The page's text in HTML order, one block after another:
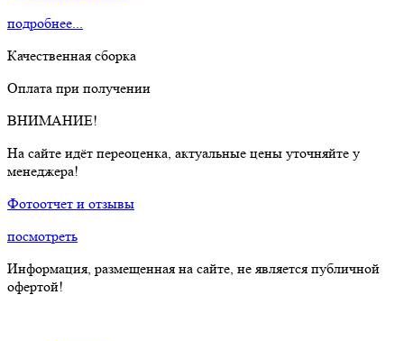
подробнее...
Качественная сборка
Оплата при получении
ВНИМАНИЕ!
На сайте идёт переоценка, актуальные цены уточняйте у
менеджера!
Фотоотчет и отзывы
посмотреть
Информация, размещенная на сайте, не является публичной
офертой!